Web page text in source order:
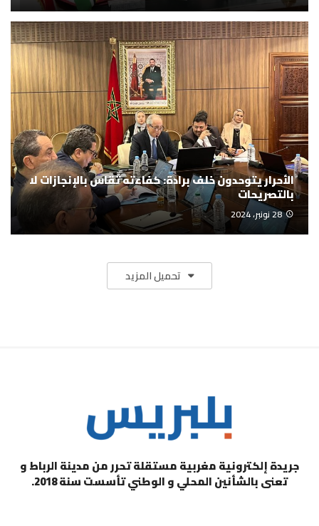
الأحرار يتوحدون خلف برادة: كفاءته تُقاس بالإنجازات لا
بالتصريحات
28 نونبر، 2024
تحميل المزيد
جريدة إلكترونية مغربية مستقلة تحرر من مدينة الرباط و
تعنى بالشأنين المحلي و الوطني تأسست سنة 2018.